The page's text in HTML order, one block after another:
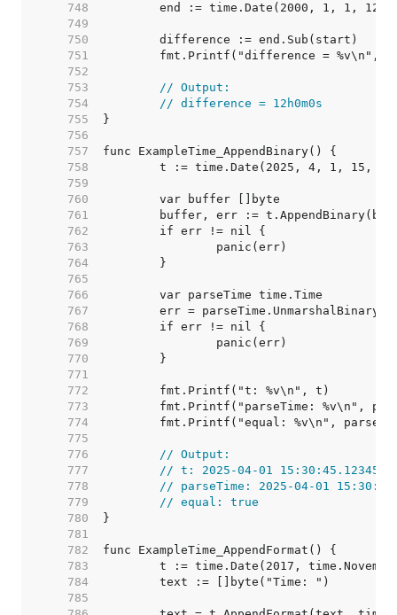
   748
   749
   750
   751
   752
   753
// Output:
   754
// difference = 12h0m0s
   755
   756
   757
   758
   759
   760
   761
   762
   763
   764
   765
   766
   767
   768
   769
   770
   771
   772
   773
   774
   775
   776
// Output:
   777
// t: 2025-04-01
   778
// parseTime: 2025-04-01
   779
// equal: true
   780
   781
   782
   783
   784
   785